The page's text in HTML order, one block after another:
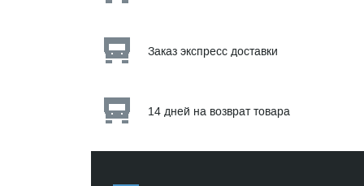
Заказ экспресс доставки
14 дней на возврат товара